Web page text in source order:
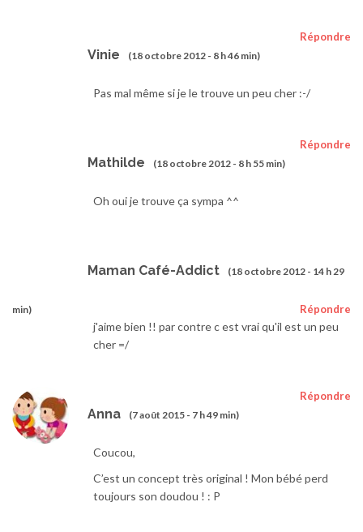
Vinie (18 octobre 2012 - 8 h 46 min)
Répondre
Pas mal même si je le trouve un peu cher :-/
Mathilde (18 octobre 2012 - 8 h 55 min)
Répondre
Oh oui je trouve ça sympa ^^
Maman Café-Addict (18 octobre 2012 - 14 h 29
min) Répondre
j'aime bien !! par contre c est vrai qu'il est un peu
cher =/
Anna (7 août 2015 - 7 h 49 min)
Répondre
Coucou,
C’est un concept très original ! Mon bébé perd
toujours son doudou ! : P